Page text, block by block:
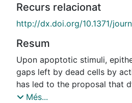
Recurs relacionat
http://dx.doi.org/10.1371/
Resum
Upon apoptotic stimuli,
gaps left by dead cells by
has led to the proposal that
surrounding living cells to
Més...